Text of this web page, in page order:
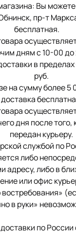
Вы можете
пр-т
бесплатная.
дням с 10-00
в
руб.
на сумму более 5
доставка
дня после того,
передан курьеру.
службой по
либо
адресу, либо в
или офис
в руки»
по России